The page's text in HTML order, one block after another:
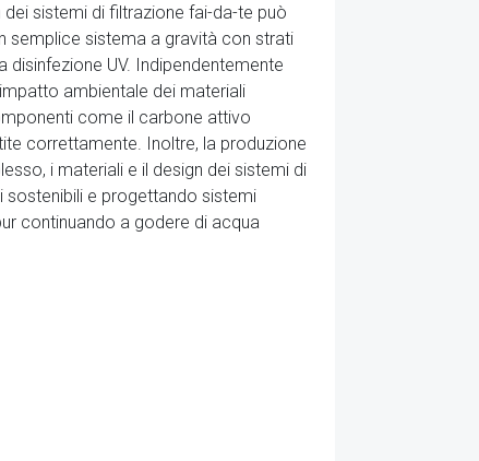
sistemi di filtrazione fai-da-te può
semplice sistema a gravità con strati
UV. Indipendentemente
ambientale dei materiali
come il carbone attivo
correttamente. Inoltre, la produzione
i materiali e il design dei sistemi di
e progettando sistemi
continuando a godere di acqua